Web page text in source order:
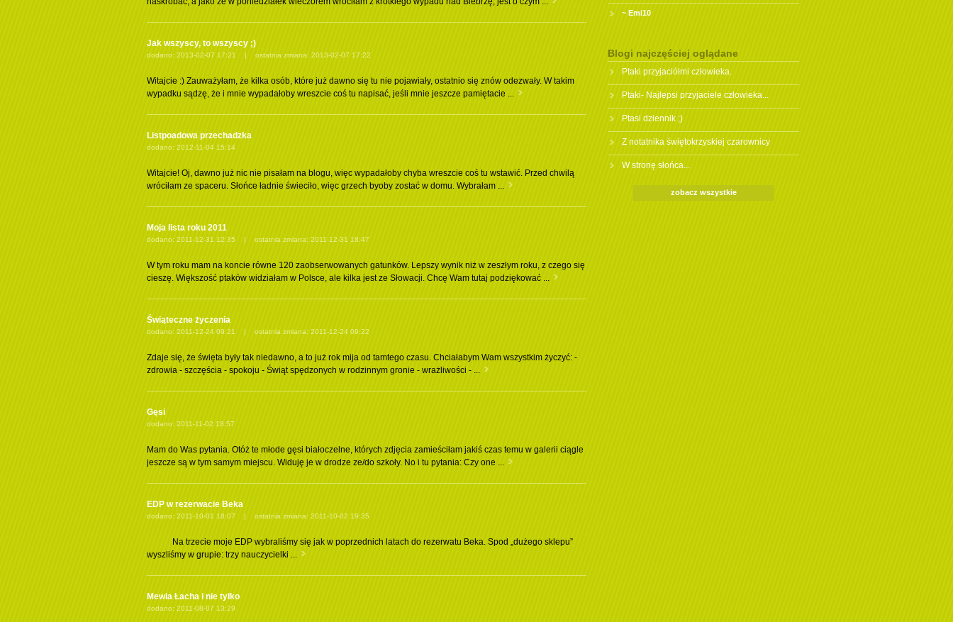
Jak wszyscy, to wszyscy ;)
dodano: 2013-02-07 17:21 | ostatnia zmiana: 2013-02-07 17:22
Witajcie :) Zauważyłam, że kilka osób, które już dawno się tu nie pojawiały, ostatnio się znów odezwały. W takim
wypadku sądzę, że i mnie wypadałoby wreszcie coś tu napisać, jeśli mnie jeszcze pamiętacie ...
Listpoadowa przechadzka
dodano: 2012-11-04 15:14
Witajcie! Oj, dawno już nic nie pisałam na blogu, więc wypadałoby chyba wreszcie coś tu wstawić. Przed chwilą
wróciłam ze spaceru. Słońce ładnie świeciło, więc grzech byoby zostać w domu. Wybrałam ...
Moja lista roku 2011
dodano: 2011-12-31 12:35 | ostatnia zmiana: 2011-12-31 18:47
W tym roku mam na koncie równe 120 zaobserwowanych gatunków. Lepszy wynik niż w zeszłym roku, z czego się
cieszę. Większość ptaków widziałam w Polsce, ale kilka jest ze Słowacji. Chcę Wam tutaj podziękować ...
Świąteczne życzenia
dodano: 2011-12-24 09:21 | ostatnia zmiana: 2011-12-24 09:22
Zdaje się, że święta były tak niedawno, a to już rok mija od tamtego czasu. Chciałabym Wam wszystkim życzyć: -
zdrowia - szczęścia - spokoju - Świąt spędzonych w rodzinnym gronie - wrażliwości - ...
Gęsi
dodano: 2011-11-02 18:57
Mam do Was pytania. Otóż te młode gęsi białoczelne, których zdjęcia zamieściłam jakiś czas temu w galerii ciągle
jeszcze są w tym samym miejscu. Widuję je w drodze ze/do szkoły. No i tu pytania: Czy one ...
EDP w rezerwacie Beka
dodano: 2011-10-01 18:07 | ostatnia zmiana: 2011-10-02 19:35
Na trzecie moje EDP wybraliśmy się jak w poprzednich latach do rezerwatu Beka. Spod „dużego sklepu”
wyszliśmy w grupie: trzy nauczycielki ...
Mewia Łacha i nie tylko
dodano: 2011-08-07 13:29
~ Emi10
Blogi najczęściej oglądane
Ptaki przyjaciółmi człowieka.
Ptaki- Najlepsi przyjaciele człowieka...
Ptasi dziennik ;)
Z notatnika świętokrzyskiej czarownicy
W stronę słońca...
zobacz wszystkie